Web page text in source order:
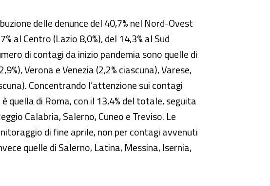
delle denunce del 40,7% nel Nord-Ovest
al Centro (Lazio 8,0%), del 14,3% al Sud
di contagi da inizio pandemia sono quelle di
Verona e Venezia (2,2% ciascuna), Varese,
Concentrando l’attenzione sui contagi
quella di Roma, con il 13,4% del totale, seguita
Calabria, Salerno, Cuneo e Treviso. Le
di fine aprile, non per contagi avvenuti
quelle di Salerno, Latina, Messina, Isernia,